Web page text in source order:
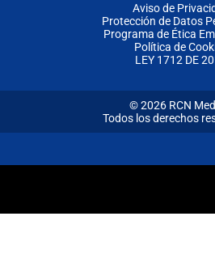
Aviso de
Protección de Datos
Programa de Ética
Política de
LEY 1712 DE
© 2026 RCN
Todos los derechos